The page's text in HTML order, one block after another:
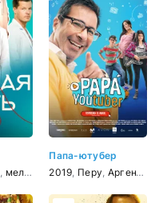
мелодрама
Папа-ютубер
2019 Перу Аргентина